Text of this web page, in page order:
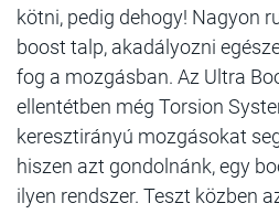
kötni, pedig dehogy! Nagyon
boost talp, akadályozni
fog a mozgásban. Az Ultra
ellentétben még Torsion
keresztirányú mozgásokat
hiszen azt gondolnánk, egy
ilyen rendszer. Teszt közben